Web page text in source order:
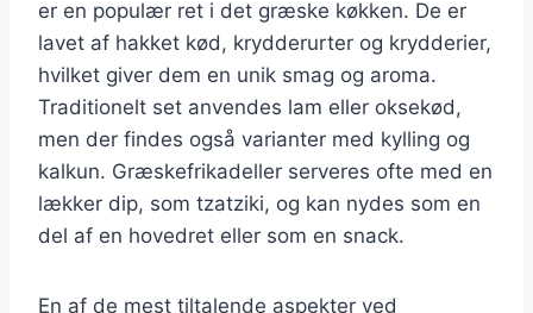
er en populær ret i det græske køkken. De er
lavet af hakket kød, krydderurter og krydderier,
hvilket giver dem en unik smag og aroma.
Traditionelt set anvendes lam eller oksekød,
men der findes også varianter med kylling og
kalkun. Græskefrikadeller serveres ofte med en
lækker dip, som tzatziki, og kan nydes som en
del af en hovedret eller som en snack.
En af de mest tiltalende aspekter ved